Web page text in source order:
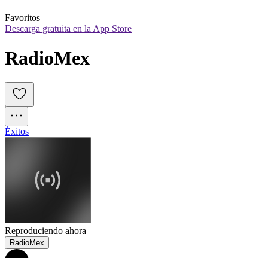
Favoritos
Descarga gratuita en la App Store
RadioMex
Éxitos
Reproduciendo ahora
RadioMex